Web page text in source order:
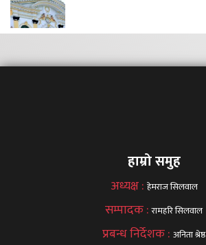
हाम्रो समुह
अध्यक्ष : हेमराज सिलवाल
सम्पादक :रामहरि सिलवाल
प्रबन्ध निर्देशक : अनिता श्रेष्ठ